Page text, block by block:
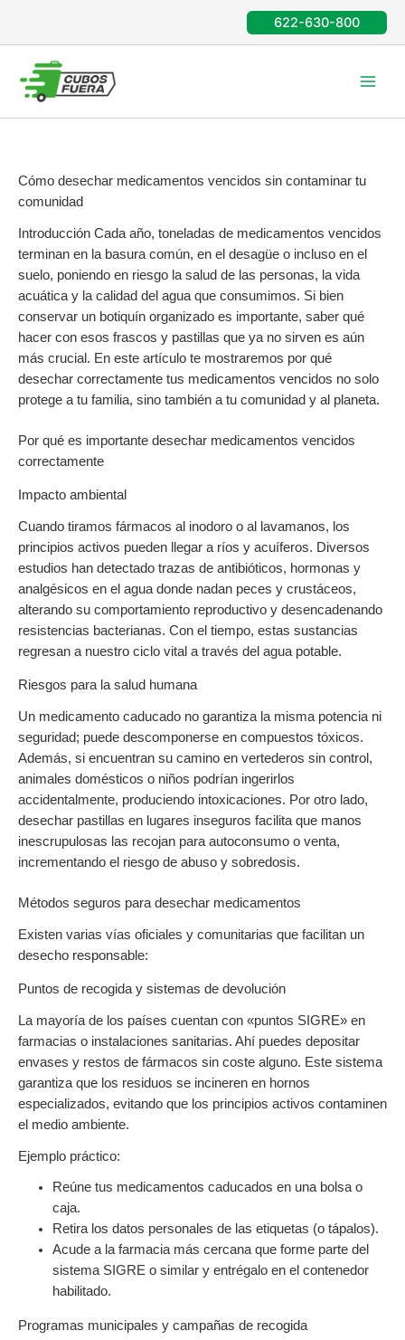
622-630-800
Cómo desechar medicamentos vencidos sin contaminar tu
comunidad
Introducción Cada año, toneladas de medicamentos vencidos
terminan en la basura común, en el desagüe o incluso en el
suelo, poniendo en riesgo la salud de las personas, la vida
acuática y la calidad del agua que consumimos. Si bien
conservar un botiquín organizado es importante, saber qué
hacer con esos frascos y pastillas que ya no sirven es aún
más crucial. En este artículo te mostraremos por qué
desechar correctamente tus medicamentos vencidos no solo
protege a tu familia, sino también a tu comunidad y al planeta.
Por qué es importante desechar medicamentos vencidos
correctamente
Impacto ambiental
Cuando tiramos fármacos al inodoro o al lavamanos, los
principios activos pueden llegar a ríos y acuíferos. Diversos
estudios han detectado trazas de antibióticos, hormonas y
analgésicos en el agua donde nadan peces y crustáceos,
alterando su comportamiento reproductivo y desencadenando
resistencias bacterianas. Con el tiempo, estas sustancias
regresan a nuestro ciclo vital a través del agua potable.
Riesgos para la salud humana
Un medicamento caducado no garantiza la misma potencia ni
seguridad; puede descomponerse en compuestos tóxicos.
Además, si encuentran su camino en vertederos sin control,
animales domésticos o niños podrían ingerirlos
accidentalmente, produciendo intoxicaciones. Por otro lado,
desechar pastillas en lugares inseguros facilita que manos
inescrupulosas las recojan para autoconsumo o venta,
incrementando el riesgo de abuso y sobredosis.
Métodos seguros para desechar medicamentos
Existen varias vías oficiales y comunitarias que facilitan un
desecho responsable:
Puntos de recogida y sistemas de devolución
La mayoría de los países cuentan con «puntos SIGRE» en
farmacias o instalaciones sanitarias. Ahí puedes depositar
envases y restos de fármacos sin coste alguno. Este sistema
garantiza que los residuos se incineren en hornos
especializados, evitando que los principios activos contaminen
el medio ambiente.
Ejemplo práctico:
Reúne tus medicamentos caducados en una bolsa o
caja.
Retira los datos personales de las etiquetas (o tápalos).
Acude a la farmacia más cercana que forme parte del
sistema SIGRE o similar y entrégalo en el contenedor
habilitado.
Programas municipales y campañas de recogida